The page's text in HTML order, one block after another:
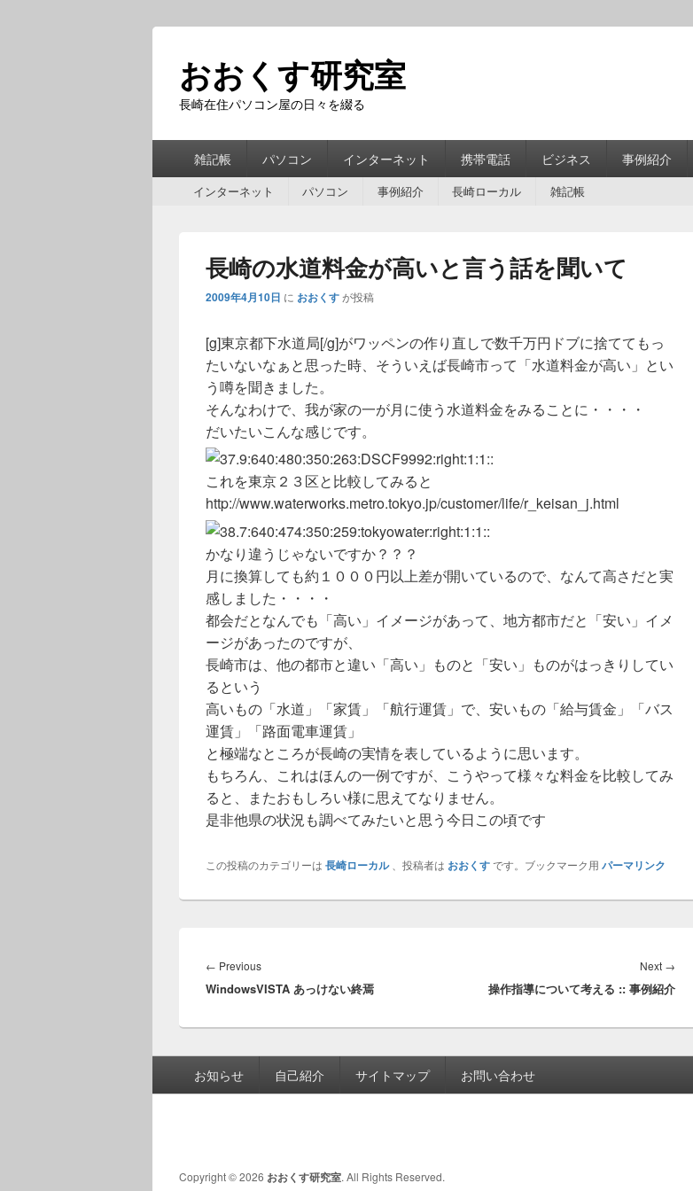
おおくす研究室
長崎在住パソコン屋の日々を綴る
雑記帳 パソコン インターネット 携帯電話 ビジネス 事例紹介
インターネット パソコン 事例紹介 長崎ローカル 雑記帳
長崎の水道料金が高いと言う話を聞いて
2009年4月10日 に おおくすが投稿
[g]東京都下水道局[/g]がワッペンの作り直しで数千万円ドブに捨ててもっ
たいないなぁと思った時、そういえば長崎市って「水道料金が高い」とい
う噂を聞きました。
そんなわけで、我が家の一が月に使う水道料金をみることに・・・・
だいたいこんな感じです。
これを東京２３区と比較してみると
http://www.waterworks.metro.tokyo.jp/customer/life/r_keisan_j.html
かなり違うじゃないですか？？？
月に換算しても約１０００円以上差が開いているので、なんて高さだと実
感しました・・・・
都会だとなんでも「高い」イメージがあって、地方都市だと「安い」イメ
ージがあったのですが、
長崎市は、他の都市と違い「高い」ものと「安い」ものがはっきりしてい
るという
高いもの「水道」「家賃」「航行運賃」で、安いもの「給与賃金」「バス
運賃」「路面電車運賃」
と極端なところが長崎の実情を表しているように思います。
もちろん、これはほんの一例ですが、こうやって様々な料金を比較してみ
ると、またおもしろい様に思えてなりません。
是非他県の状況も調べてみたいと思う今日この頃です
この投稿のカテゴリーは 長崎ローカル、投稿者は おおくすです。ブックマーク用 パーマリンク
稿
ナ
ゲ
シ
ョ
ン
← PreviousPrevious
post:
WindowsVISTA あっけない終焉
Next →
post:
操作指導について考える :: 事例紹介
お知らせ 自己紹介 サイトマップ お問い合わせ
Copyright © 2026 おおくす研究室. All Rights Reserved.